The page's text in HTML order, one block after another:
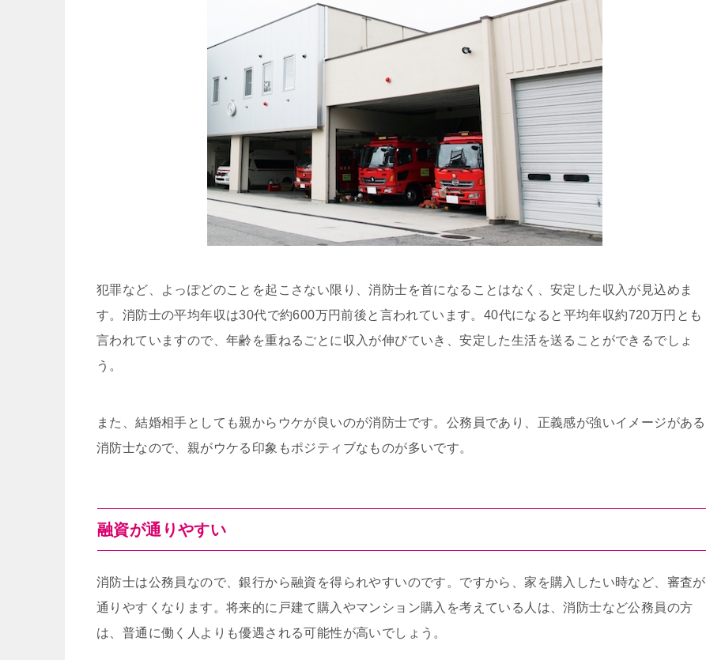
犯罪など、よっぽどのことを起こさない限り、消防士を首になることはなく、安定した収入が見込めま
す。消防士の平均年収は30代で約600万円前後と言われています。40代になると平均年収約720万円とも
言われていますので、年齢を重ねるごとに収入が伸びていき、安定した生活を送ることができるでしょ
う。
また、結婚相手としても親からウケが良いのが消防士です。公務員であり、正義感が強いイメージがある
消防士なので、親がウケる印象もポジティブなものが多いです。
融資が通りやすい
消防士は公務員なので、銀行から融資を得られやすいのです。ですから、家を購入したい時など、審査が
通りやすくなります。将来的に戸建て購入やマンション購入を考えている人は、消防士など公務員の方
は、普通に働く人よりも優遇される可能性が高いでしょう。